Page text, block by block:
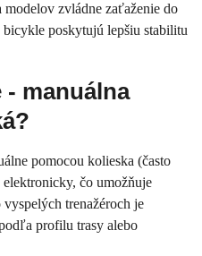
modelov zvládne zaťaženie do
poskytujú lepšiu stabilitu
- manuálna
pomocou kolieska (často
čo umožňuje
vyspelých trenažéroch je
profilu trasy alebo